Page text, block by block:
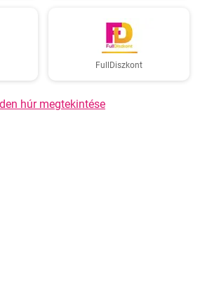
FullDiszkont
húr megtekintése